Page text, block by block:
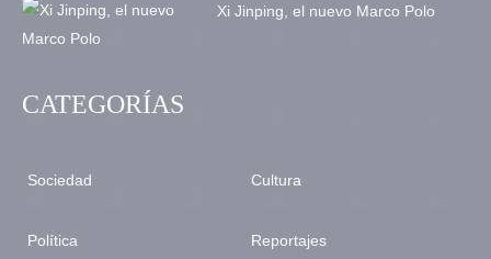
Xi Jinping, el nuevo Marco Polo
CATEGORÍAS
Sociedad
Política
Cultura
Reportajes